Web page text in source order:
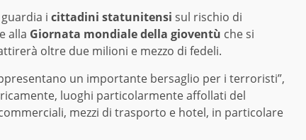
i cittadini statunitensi sul rischio di
alla Giornata mondiale della gioventù che si
oltre due milioni e mezzo di fedeli.
un importante bersaglio per i terroristi”,
luoghi particolarmente affollati del
mezzi di trasporto e hotel, in particolare